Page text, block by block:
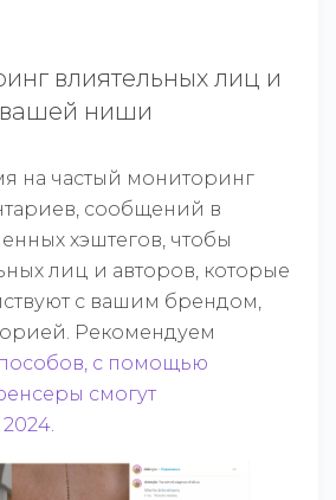
влиятельных лиц и
вашей ниши
на частый мониторинг
сообщений в
хэштегов, чтобы
лиц и авторов, которые
с вашим брендом,
Рекомендуем
с помощью
смогут
2024.